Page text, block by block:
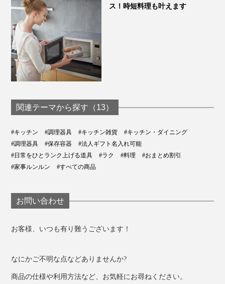
ス！時短料理も叶えます
関連テーマから探す（13）
#キッチン #調理器具 #キッチン雑貨
#キッチン・ダイニング
#調理器具
#保存容器
#法人ギフト名入れ可能
#日常をひとランク上げる道具
#ラク #料理
#おまとめ割引
#家事ルンルン
#すべての商品
お問い合わせ
お客様、いつも有り難うございます！
なにかご不明な点などありませんか?
商品の仕様や利用方法など、お気軽にお尋ねください。